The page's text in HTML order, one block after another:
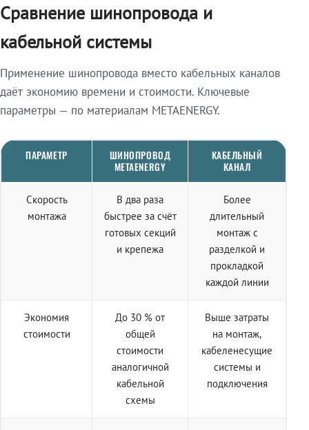
Сравнение шинопровода и
кабельной системы
Применение шинопровода вместо кабельных каналов
даёт экономию времени и стоимости. Ключевые
параметры — по материалам METAENERGY.
ПАРАМЕТР
ШИНОПРОВОД
METAENERGY
КАБЕЛЬНЫЙ
КАНАЛ
Скорость
монтажа
В два раза
быстрее за счёт
готовых секций
и крепежа
Более
длительный
монтаж с
разделкой и
прокладкой
каждой линии
Экономия
стоимости
До 30 % от
общей
стоимости
аналогичной
кабельной
схемы
Выше затраты
на монтаж,
кабеленесущие
системы и
подключения